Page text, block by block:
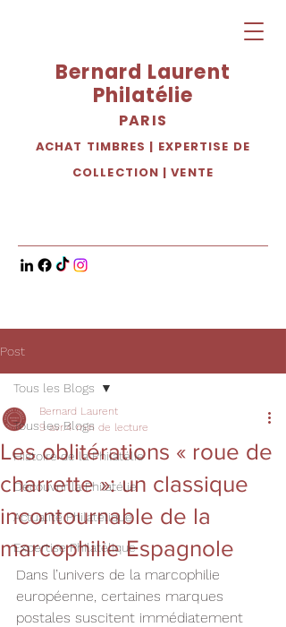
Bernard Laurent
Philatélie
PARIS
ACHAT TIMBRES | EXPERTISE DE
COLLECTION | VENTE
Post
Tous les Blogs
Histoire de la Philatélie
Découvrir la Philatélie
Actualité Philatélique
Expertise Philatélique
Tous les Blogs
Les oblitérations « roue de
charrette »: un classique
incontournable de la
marcophilie Espagnole
Bernard Laurent
9 avr.4 min de lecture
Dans l’univers de la marcophilie
européenne, certaines marques
postales suscitent immédiatement